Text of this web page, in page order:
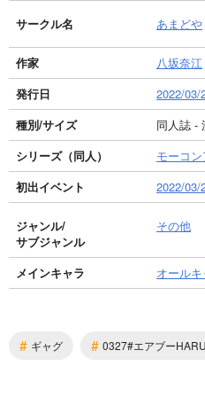
サークル名 あまどや
作家
八坂奈江
発行日
2022/03/
種別/サイズ
同人誌 -
シリーズ（同人）
モーコ
初出イベント
2022/
ジャンル/
サブジャンル
その他
メインキャラ オールキ
# ギャグ # 0327#エアブー